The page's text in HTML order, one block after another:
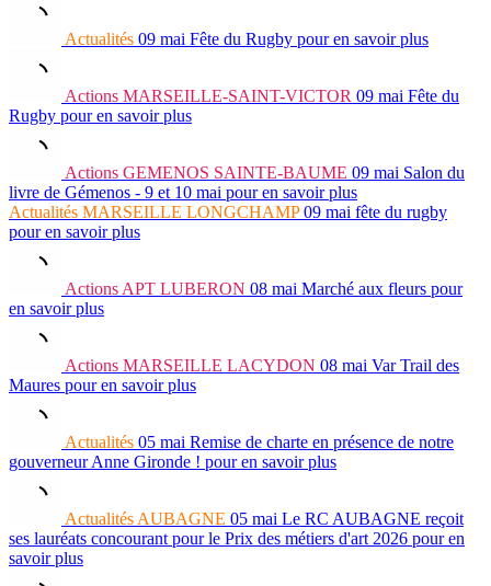
Actualités 09 mai Fête du Rugby pour en savoir plus
Actions MARSEILLE-SAINT-VICTOR 09 mai Fête du
Rugby pour en savoir plus
Actions GEMENOS SAINTE-BAUME 09 mai Salon du
livre de Gémenos - 9 et 10 mai pour en savoir plus
Actualités MARSEILLE LONGCHAMP 09 mai fête du rugby
pour en savoir plus
Actions APT LUBERON 08 mai Marché aux fleurs pour
en savoir plus
Actions MARSEILLE LACYDON 08 mai Var Trail des
Maures pour en savoir plus
Actualités 05 mai Remise de charte en présence de notre
gouverneur Anne Gironde ! pour en savoir plus
Actualités AUBAGNE 05 mai Le RC AUBAGNE reçoit
ses lauréats concourant pour le Prix des métiers d'art 2026 pour en
savoir plus